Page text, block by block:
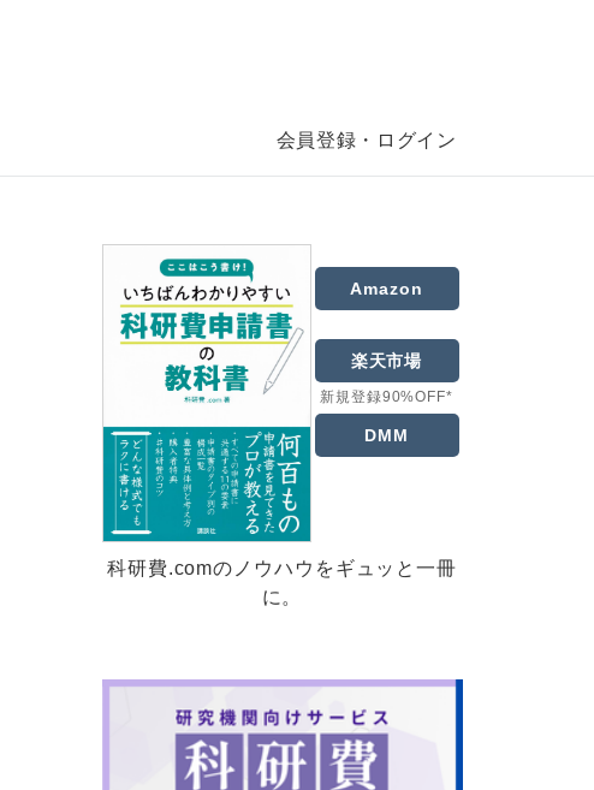
会員登録・ログイン
Amazon
楽天市場
新規登録90%OFF*
DMM
科研費.comのノウハウをギュッと一冊
に。